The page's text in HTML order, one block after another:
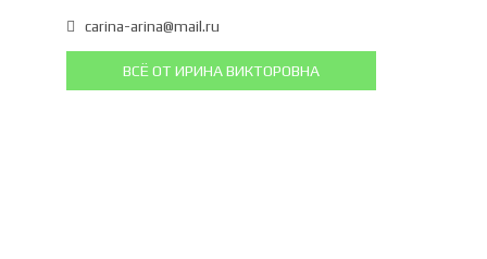
carina-arina@mail.ru
ВСЁ ОТ ИРИНА ВИКТОРОВНА